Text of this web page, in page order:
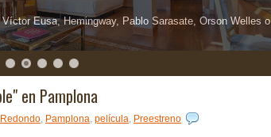
Eusa, Hemingway, Pablo Sarasate, Orson Welles o
en Pamplona
, Pamplona, película, Preestreno